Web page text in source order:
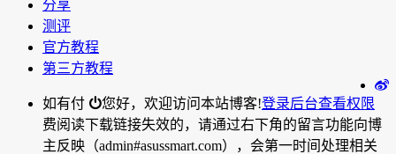
分享
测评
官方教程
第三方教程
您好，欢迎访问本站博客!登录后台查看权限
如有付
费阅读下载链接失效的，请通过右下角的留言功能向博
主反映（admin#asussmart.com），会第一时间处理相关